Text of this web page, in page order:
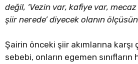
değil, ‘Vezin var, kafiye var,
şiir nerede’ diyecek olanın
Şairin önceki şiir akımlarına karşı
sebebi, onların egemen